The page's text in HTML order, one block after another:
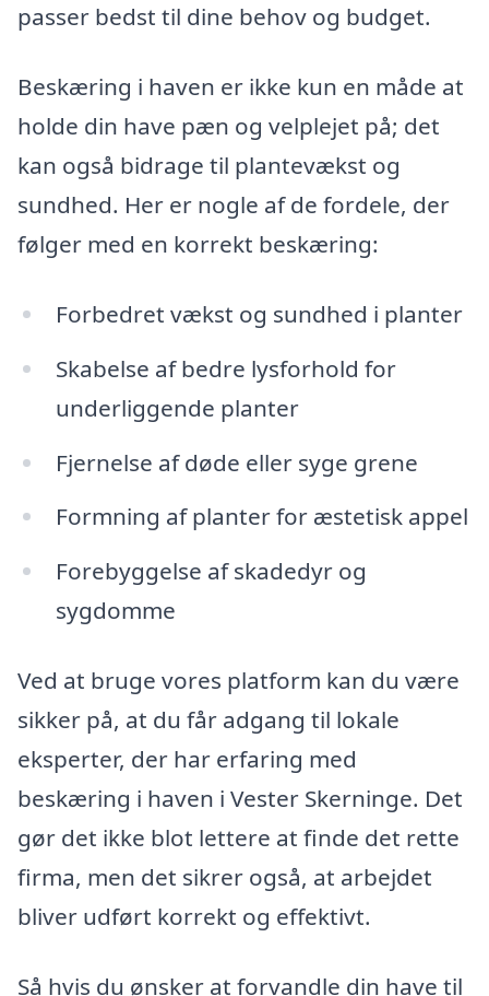
passer bedst til dine behov og budget.
Beskæring i haven er ikke kun en måde at
holde din have pæn og velplejet på; det
kan også bidrage til plantevækst og
sundhed. Her er nogle af de fordele, der
følger med en korrekt beskæring:
Forbedret vækst og sundhed i planter
Skabelse af bedre lysforhold for
underliggende planter
Fjernelse af døde eller syge grene
Formning af planter for æstetisk appel
Forebyggelse af skadedyr og
sygdomme
Ved at bruge vores platform kan du være
sikker på, at du får adgang til lokale
eksperter, der har erfaring med
beskæring i haven i Vester Skerninge. Det
gør det ikke blot lettere at finde det rette
firma, men det sikrer også, at arbejdet
bliver udført korrekt og effektivt.
Så hvis du ønsker at forvandle din have til